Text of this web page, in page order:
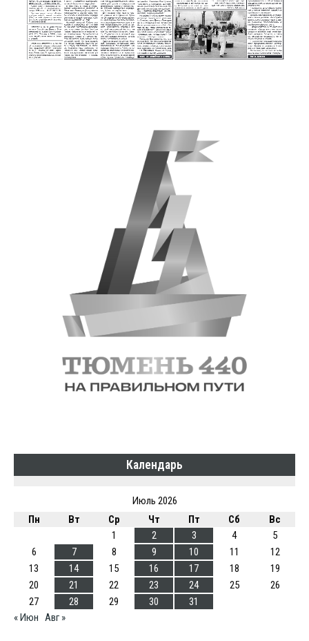
Календарь
Июль 2026
Пн
Вт Ср Чт Пт Сб
Вс
1
2 3 4
5
6
7 8 9 10 11
12
13
14 15 16 17 18
19
20
21 22 23 24 25
26
27
28 29 30
31
« Июн Авг »